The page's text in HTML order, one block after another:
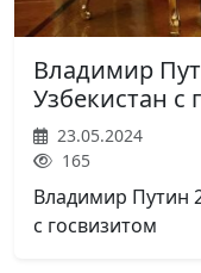
Владимир
Узбекистан с
23.05.2024
165
Владимир Путин
с госвизитом